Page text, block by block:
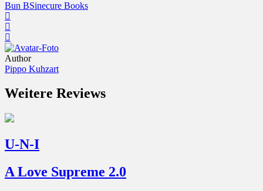
Bun BSinecure Books
Author
Pippo Kuhzart
Weitere Reviews
U-N-I
A Love Supreme 2.0